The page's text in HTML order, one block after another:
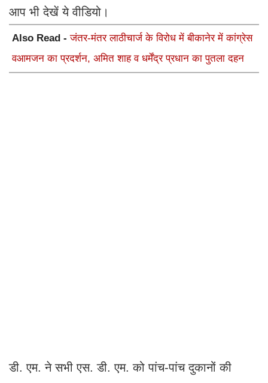
आप भी देखें ये वीडियो।
Also Read -जंतर-मंतर लाठीचार्ज के विरोध में बीकानेर में कांग्रेस
वआमजन का प्रदर्शन, अमित शाह व धर्मेंद्र प्रधान का पुतला दहन
डी. एम. ने सभी एस. डी. एम. को पांच-पांच दुकानों की